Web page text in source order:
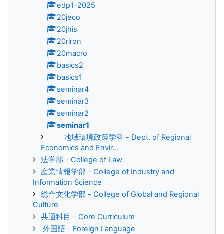
edp1-2025
20jeco
20jhis
20riron
20macro
basics2
basics1
seminar4
seminar3
seminar2
seminar1
地域環境政策学科 - Dept. of Regional
Economics and Envir...
法学部 - College of Law
産業情報学部 - College of Industry and
Information Science
総合文化学部 - College of Global and Regional
Culture
共通科目 - Core Curriculum
外国語 - Foreign Language